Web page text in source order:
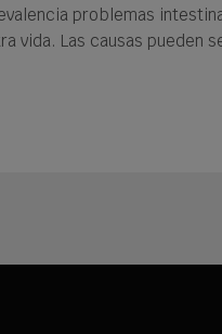
problemas
vida. Las causas pueden